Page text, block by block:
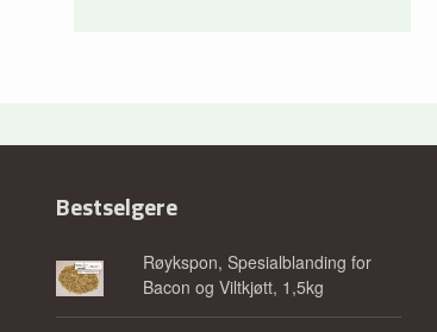
Bestselgere
Røykspon, Spesialblanding for
Bacon og Viltkjøtt, 1,5kg